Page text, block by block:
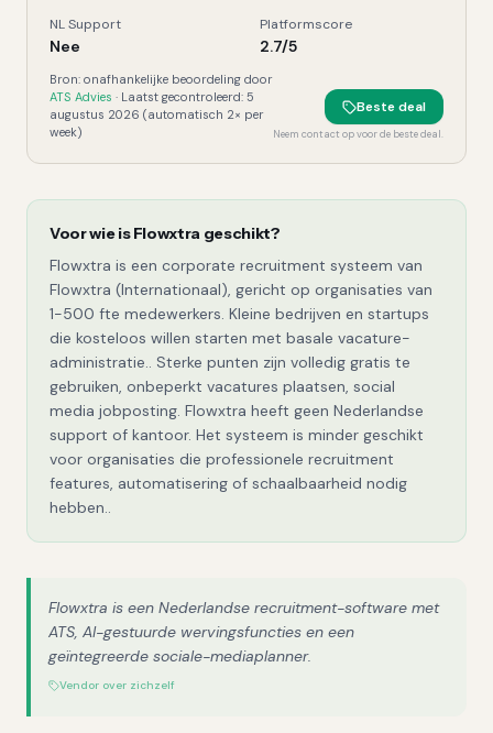
NL Support
Nee
Platformscore
2.7/5
Bron: onafhankelijke beoordeling door
ATS Advies · Laatst gecontroleerd: 5
augustus 2026 (automatisch 2× per
week)
Beste deal
Neem contact op voor de beste deal.
Voor wie isFlowxtra geschikt?
Flowxtra is een corporate recruitment systeem van
Flowxtra (Internationaal), gericht op organisaties van
1-500 fte medewerkers. Kleine bedrijven en startups
die kosteloos willen starten met basale vacature-
administratie.. Sterke punten zijn volledig gratis te
gebruiken, onbeperkt vacatures plaatsen, social
media jobposting. Flowxtra heeft geen Nederlandse
support of kantoor. Het systeem is minder geschikt
voor organisaties die professionele recruitment
features, automatisering of schaalbaarheid nodig
hebben..
Flowxtra is een Nederlandse recruitment-software met
ATS, AI-gestuurde wervingsfuncties en een
geïntegreerde sociale-mediaplanner.
Vendor over zichzelf